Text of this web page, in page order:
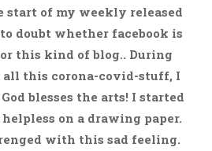
start of my weekly released
doubt whether facebook is
this kind of blog.. During
this corona-covid-stuff, I
blesses the arts! I started
on a drawing paper.
with this sad feeling.